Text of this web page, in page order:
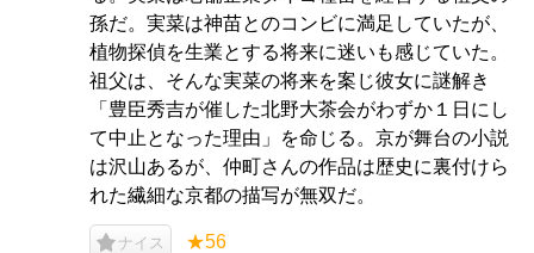
孫だ。実菜は神苗とのコンビに満足していたが、
植物探偵を生業とする将来に迷いも感じていた。
祖父は、そんな実菜の将来を案じ彼女に謎解き
「豊臣秀吉が催した北野大茶会がわずか１日にし
て中止となった理由」を命じる。京が舞台の小説
は沢山あるが、仲町さんの作品は歴史に裏付けら
れた繊細な京都の描写が無双だ。
ナイス ★56